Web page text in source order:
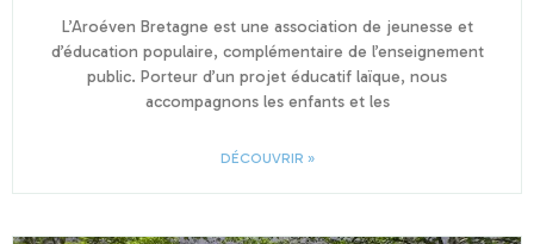
L’Aroéven Bretagne est une association de jeunesse et
d’éducation populaire, complémentaire de l’enseignement
public. Porteur d’un projet éducatif laïque, nous
accompagnons les enfants et les
DÉCOUVRIR »